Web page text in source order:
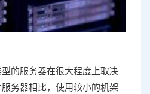
的服务器在很大程度上取决
务器相比，使用较小的机架